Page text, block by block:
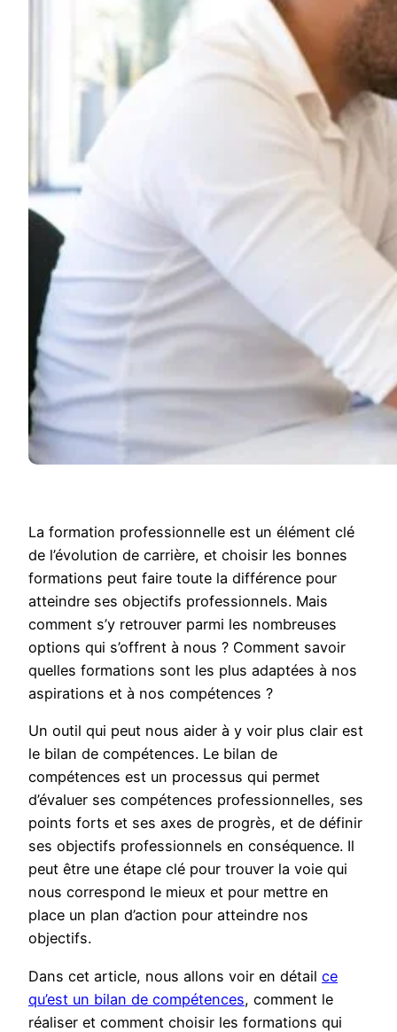
La formation professionnelle est un élément clé
de l’évolution de carrière, et choisir les bonnes
formations peut faire toute la différence pour
atteindre ses objectifs professionnels. Mais
comment s’y retrouver parmi les nombreuses
options qui s’offrent à nous ? Comment savoir
quelles formations sont les plus adaptées à nos
aspirations et à nos compétences ?
Un outil qui peut nous aider à y voir plus clair est
le bilan de compétences. Le bilan de
compétences est un processus qui permet
d’évaluer ses compétences professionnelles, ses
points forts et ses axes de progrès, et de définir
ses objectifs professionnels en conséquence. Il
peut être une étape clé pour trouver la voie qui
nous correspond le mieux et pour mettre en
place un plan d’action pour atteindre nos
objectifs.
Dans cet article, nous allons voir en détail ce
qu’est un bilan de compétences, comment le
réaliser et comment choisir les formations qui